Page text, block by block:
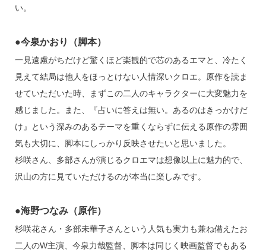
い。
●今泉かおり（脚本）
一見遠慮がちだけど驚くほど楽観的で芯のあるエマと、冷たく
見えて結局は他人をほっとけない人情深いクロエ。原作を読ま
せていただいた時、まずこの二人のキャラクターに大変魅力を
感じました。また、『占いに答えは無い。あるのはきっかけだ
け』という深みのあるテーマを重くならずに伝える原作の雰囲
気も大切に、脚本にしっかり反映させたいと思いました。
杉咲さん、多部さんが演じるクロエマは想像以上に魅力的で、
沢山の方に見ていただけるのが本当に楽しみです。
●海野つなみ（原作）
杉咲花さん・多部未華子さんという人気も実力も兼ね備えたお
二人のW主演、今泉力哉監督、脚本は同じく映画監督でもある